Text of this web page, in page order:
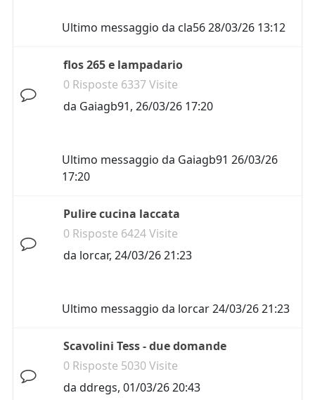
Ultimo messaggio da cla5628/03/26 13:12
flos 265 e lampadario
0 Risposte 6337 Visite
da Gaiagb91, 26/03/26 17:20
Ultimo messaggio da Gaiagb91 26/03/26
17:20
Pulire cucina laccata
0 Risposte 6424 Visite
da lorcar, 24/03/26 21:23
Ultimo messaggio da lorcar24/03/26 21:23
Scavolini Tess - due domande
0 Risposte 5030 Visite
da ddregs, 01/03/26 20:43